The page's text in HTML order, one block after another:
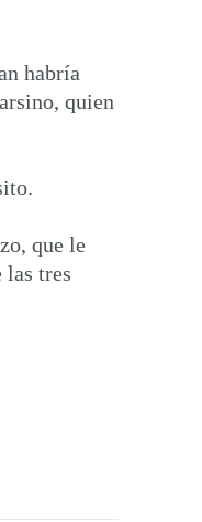
habría
quien
que le
las tres